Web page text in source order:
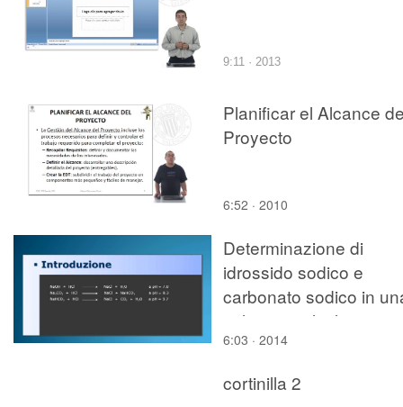
9:11 · 2013
Planificar el Alcance
Proyecto
6:52 · 2010
Determinazione di
idrossido sodico e
carbonato sodico in
solucione alcalina
6:03 · 2014
cortinilla 2